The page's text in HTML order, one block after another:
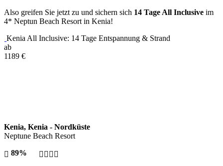
Also greifen Sie jetzt zu und sichern sich 14 Tage All Inclusive im
4* Neptun Beach Resort in Kenia!
Kenia All Inclusive: 14 Tage Entspannung & Strand
ab
1189 €
Kenia, Kenia - Nordküste
Neptune Beach Resort
89%